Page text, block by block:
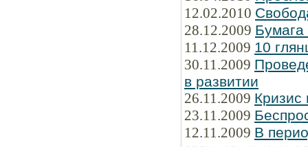
12.02.2010
28.12.2009
11.12.2009 10
30.11.2009
в развитии
26.11.2009
23.11.2009
12.11.2009 В